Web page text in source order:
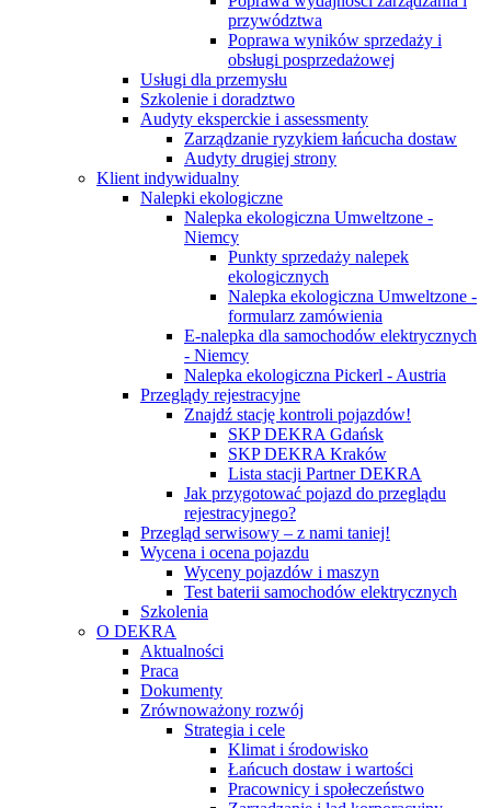
przywództwa
Poprawa wyników sprzedaży i
obsługi posprzedażowej
Usługi dla przemysłu
Szkolenie i doradztwo
Audyty eksperckie i assessmenty
Zarządzanie ryzykiem łańcucha dostaw
Audyty drugiej strony
Klient indywidualny
Nalepki ekologiczne
Nalepka ekologiczna Umweltzone -
Niemcy
Punkty sprzedaży nalepek
ekologicznych
Nalepka ekologiczna Umweltzone -
formularz zamówienia
E-nalepka dla samochodów elektrycznych
- Niemcy
Nalepka ekologiczna Pickerl - Austria
Przeglądy rejestracyjne
Znajdź stację kontroli pojazdów!
SKP DEKRA Gdańsk
SKP DEKRA Kraków
Lista stacji Partner DEKRA
Jak przygotować pojazd do przeglądu
rejestracyjnego?
Przegląd serwisowy – z nami taniej!
Wycena i ocena pojazdu
Wyceny pojazdów i maszyn
Test baterii samochodów elektrycznych
Szkolenia
O DEKRA
Aktualności
Praca
Dokumenty
Zrównoważony rozwój
Strategia i cele
Klimat i środowisko
Łańcuch dostaw i wartości
Pracownicy i społeczeństwo